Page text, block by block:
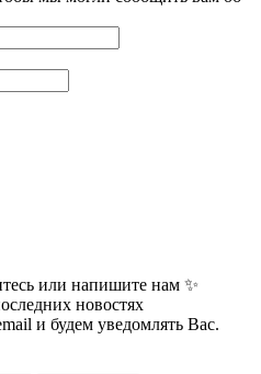
или напишите нам ✨
новостях
и будем уведомлять Вас.